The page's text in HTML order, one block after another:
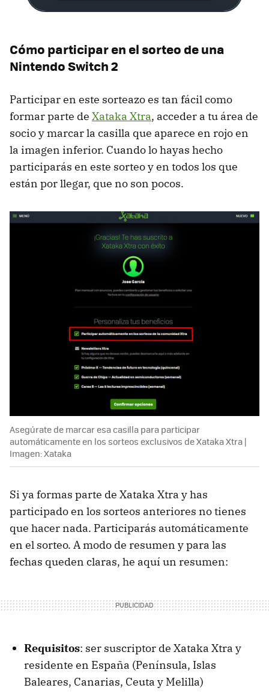
Cómo participar en el sorteo de una
Nintendo Switch 2
Participar en este sorteazo es tan fácil como
formar parte de Xataka Xtra, acceder a tu área de
socio y marcar la casilla que aparece en rojo en
la imagen inferior. Cuando lo hayas hecho
participarás en este sorteo y en todos los que
están por llegar, que no son pocos.
Asegúrate de marcar esa casilla para participar
automáticamente en los sorteos exclusivos de Xataka Xtra |
Imagen: Xataka
Si ya formas parte de Xataka Xtra y has
participado en los sorteos anteriores no tienes
que hacer nada. Participarás automáticamente
en el sorteo. A modo de resumen y para las
fechas queden claras, he aquí un resumen:
Requisitos: ser suscriptor de Xataka Xtra y
residente en España (Península, Islas
Baleares, Canarias, Ceuta y Melilla)